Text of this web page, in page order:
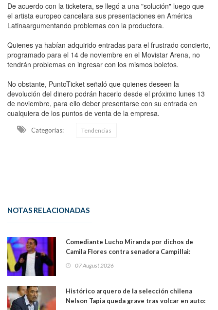
De acuerdo con la ticketera, se llegó a una "solución" luego que
el artista europeo cancelara sus presentaciones en América
Latinaargumentando problemas con la productora.
Quienes ya habían adquirido entradas para el frustrado concierto,
programado para el 14 de noviembre en el Movistar Arena, no
tendrán problemas en ingresar con los mismos boletos.
No obstante, PuntoTicket señaló que quienes deseen la
devolución del dinero podrán hacerlo desde el próximo lunes 13
de noviembre, para ello deber presentarse con su entrada en
cualquiera de los puntos de venta de la empresa.
Categorias: Tendencias
NOTAS RELACIONADAS
Comediante Lucho Miranda por dichos de
Camila Flores contra senadora Campillai:
forma de quitar dignidad"
07 August 2026
Histórico arquero de la selección chilena
Nelson Tapia queda grave tras volcar en auto: